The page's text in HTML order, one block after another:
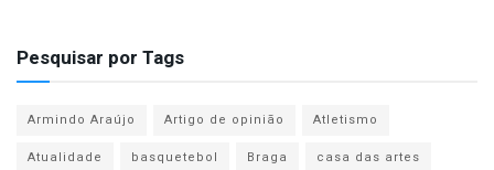
Pesquisar por Tags
Armindo Araújo Artigo de opinião
Atletismo
Atualidade
basquetebol Braga
casa das artes